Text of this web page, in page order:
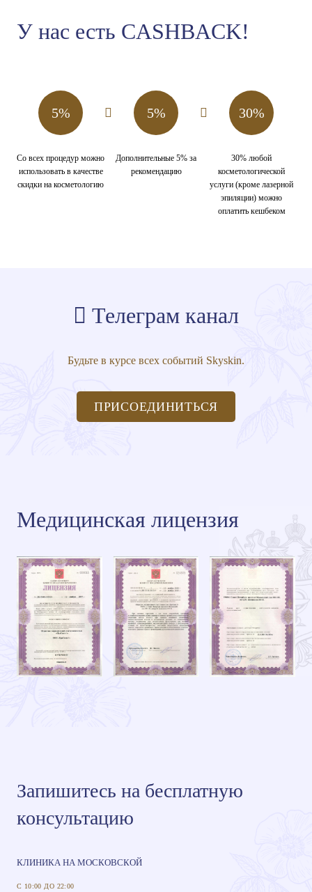
У нас есть CASHBACK!
5%
Со всех процедур можно
использовать в качестве
скидки на косметологию
5%
Дополнительные 5% за
рекомендацию
30%
30% любой
косметологической
услуги (кроме лазерной
эпиляции) можно
оплатить кешбеком
Телеграм канал
Будьте в курсе всех событий Skyskin.
ПРИСОЕДИНИТЬСЯ
Медицинская лицензия
Запишитесь на бесплатную
консультацию
КЛИНИКА НА МОСКОВСКОЙ
С 10:00 ДО 22:00